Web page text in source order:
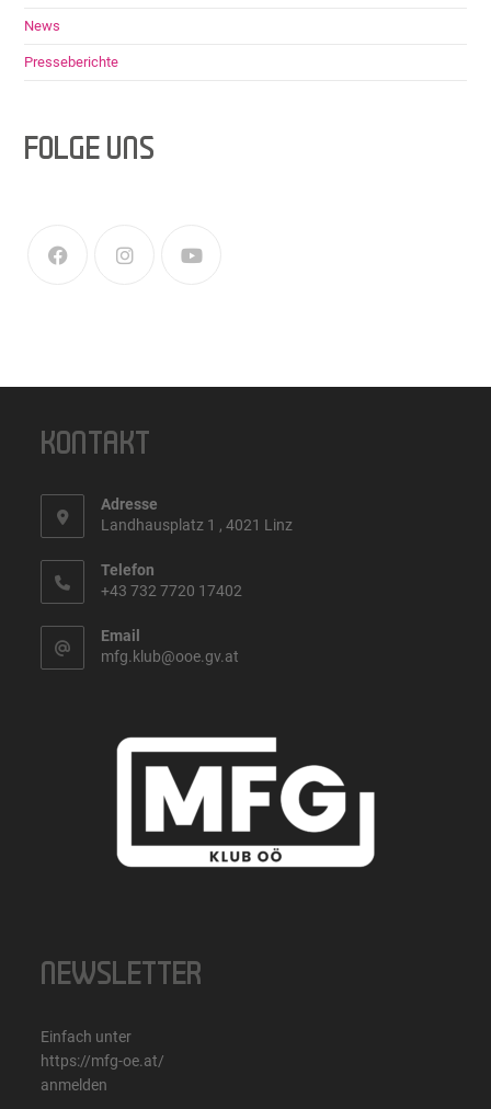
News
Presseberichte
FOLGE UNS
KONTAKT
Adresse
Landhausplatz 1 , 4021 Linz
Telefon
+43 732 7720 17402
Email
mfg.klub@ooe.gv.at
NEWSLETTER
Einfach unter
https://mfg-oe.at/
anmelden